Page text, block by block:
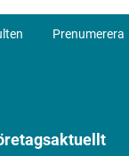
Prenumerera